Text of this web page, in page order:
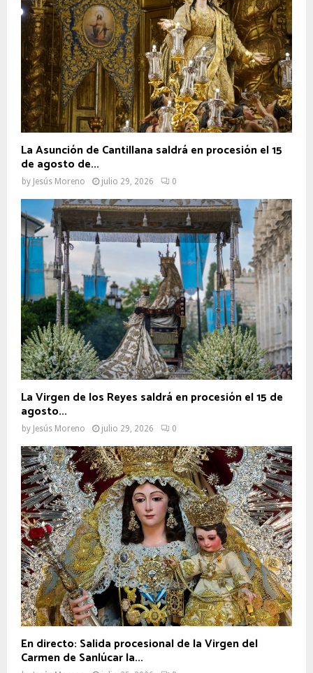
La Asunción de Cantillana saldrá en procesión el 15
de agosto de...
by Jesús Moreno julio 29, 2026 0
La Virgen de los Reyes saldrá en procesión el 15 de
agosto...
by Jesús Moreno julio 29, 2026 0
En directo: Salida procesional de la Virgen del
Carmen de Sanlúcar la...